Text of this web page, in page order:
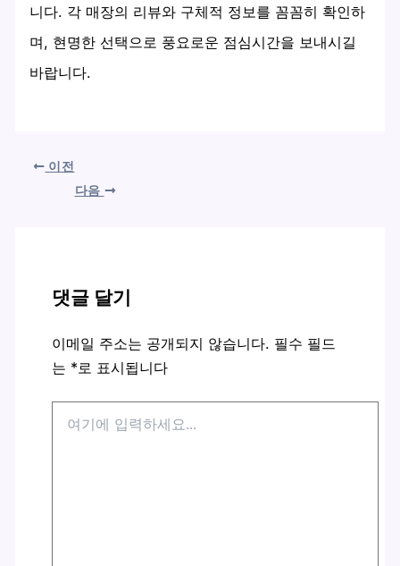
니다. 각 매장의 리뷰와 구체적 정보를 꼼꼼히 확인하
며, 현명한 선택으로 풍요로운 점심시간을 보내시길
바랍니다.
이전
다음
댓글 달기
이메일 주소는 공개되지 않습니다. 필수 필드
는 *로 표시됩니다